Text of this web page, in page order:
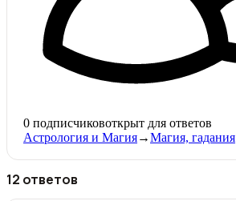
0 подписчиковоткрыт для ответов
Астрология и Магия→Магия, гадания
12 ответов